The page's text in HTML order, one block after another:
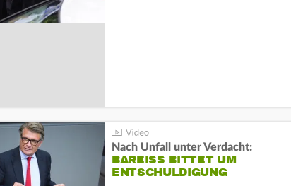
Nach Unfall unter Verdacht:
BAREISS BITTET UM E
NTSCHULDIGUNG